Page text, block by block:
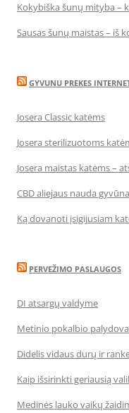
Kokybiška šunų mityba –
Sausas šunų maistas – iš
GYVUNU PREKES
Josera Classic katėms
Josera sterilizuotoms
Josera maistas katėms –
CBD aliejaus nauda
Ką dovanoti įsigijusiam
PERVEŽIMO PASLAUGOS
DI atsargų valdyme
Metinio pokalbio
Didelis vidaus durų ir
Kaip išsirinkti geriausią
Medinės lauko vaikų